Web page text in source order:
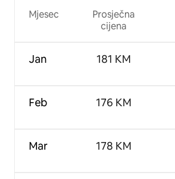
Mjesec
Jan
Feb
Mar
Prosječna
cijena
181 KM
176 KM
178 KM